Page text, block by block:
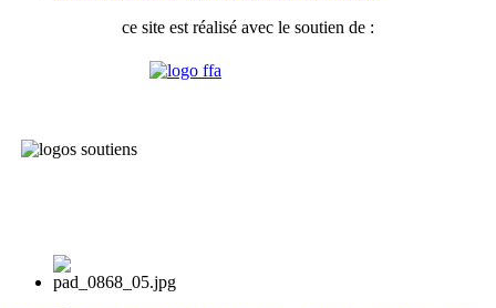
ce site est réalisé avec le soutien de :